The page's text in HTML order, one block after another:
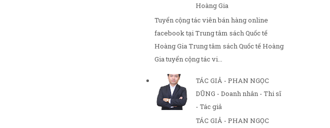
Hoàng Gia
Tuyển cộng tác viên bán hàng online
facebook tại Trung tâm sách Quốc tế
Hoàng Gia Trung tâm sách Quốc tế Hoàng
Gia tuyển cộng tác vi...
TÁC GIẢ - PHAN NGỌC
DŨNG - Doanh nhân - Thi sĩ
- Tác giả
TÁC GIẢ - PHAN NGỌC